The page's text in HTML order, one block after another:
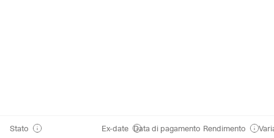
Stato Ex-date Data di pagamento Rendimento